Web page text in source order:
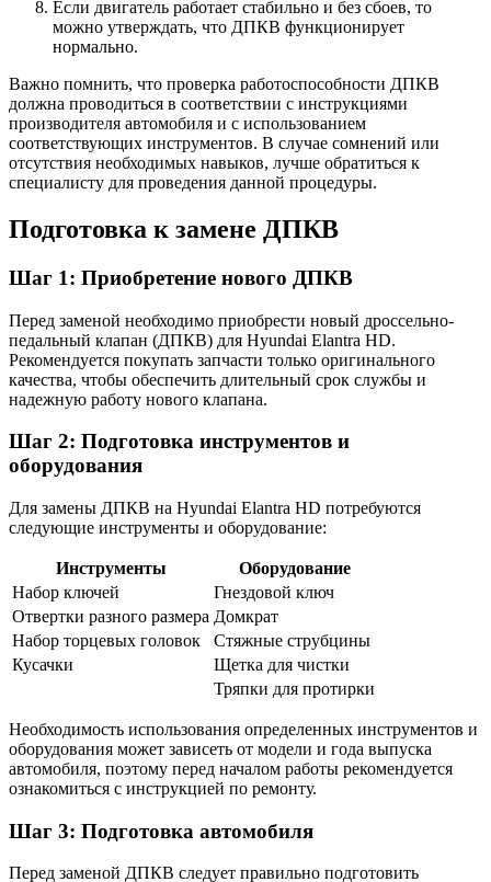
Если двигатель работает стабильно и без сбоев, то
можно утверждать, что ДПКВ функционирует
нормально.
Важно помнить, что проверка работоспособности ДПКВ
должна проводиться в соответствии с инструкциями
производителя автомобиля и с использованием
соответствующих инструментов. В случае сомнений или
отсутствия необходимых навыков, лучше обратиться к
специалисту для проведения данной процедуры.
Подготовка к замене ДПКВ
Шаг 1: Приобретение нового ДПКВ
Перед заменой необходимо приобрести новый дроссельно-
педальный клапан (ДПКВ) для Hyundai Elantra HD.
Рекомендуется покупать запчасти только оригинального
качества, чтобы обеспечить длительный срок службы и
надежную работу нового клапана.
Шаг 2: Подготовка инструментов и
оборудования
Для замены ДПКВ на Hyundai Elantra HD потребуются
следующие инструменты и оборудование:
Инструменты
Оборудование
Набор ключей
Гнездовой ключ
Отвертки разного размера Домкрат
Набор торцевых головок
Стяжные струбцины
Кусачки
Щетка для чистки
Тряпки для протирки
Необходимость использования определенных инструментов и
оборудования может зависеть от модели и года выпуска
автомобиля, поэтому перед началом работы рекомендуется
ознакомиться с инструкцией по ремонту.
Шаг 3: Подготовка автомобиля
Перед заменой ДПКВ следует правильно подготовить